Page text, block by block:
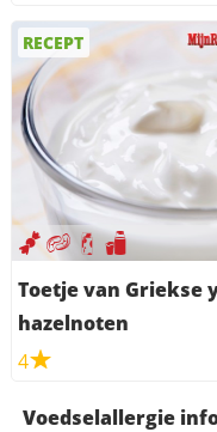
RECEPT
Toetje van Griekse
hazelnoten
4
Voedselallergie